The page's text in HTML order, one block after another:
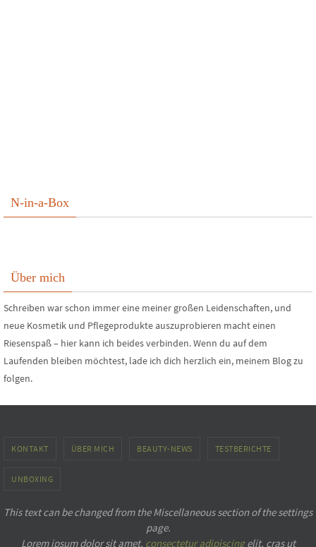
N-in-a-Box
Über mich
Schreiben war schon immer eine meiner großen Leidenschaften, und
neue Kosmetik und Pflegeprodukte auszuprobieren macht einen
Riesenspaß – hier kann ich beides verbinden. Wenn du auf dem
Laufenden bleiben möchtest, lade ich dich herzlich ein, meinem Blog zu
folgen.
KONTAKT ÜBER MICH BEAUTY-NEWS TESTBERICHTE
UNBOXING
This text can be changed from the Miscellaneous section of the settings
page.
Lorem ipsumdolor sit amet, consectetur adipiscingelit, cras ut